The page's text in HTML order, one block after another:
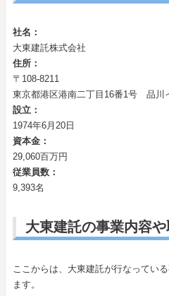
社名：
大東建託株式会社
住所：
〒108-8211
東京都港区港南二丁目16番1号 品川
設立：
1974年6月20日
資本金：
29,060百万円
従業員数：
9,393名
大東建託の事業内容
ここからは、大東建託が行なってい
ます。